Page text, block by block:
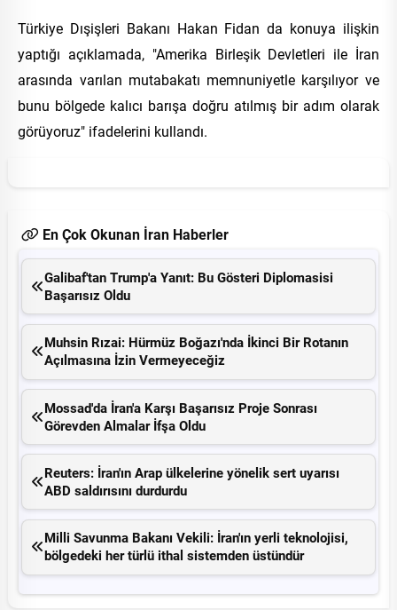
Türkiye Dışişleri Bakanı Hakan Fidan da konuya ilişkin
yaptığı açıklamada, "Amerika Birleşik Devletleri ile İran
arasında varılan mutabakatı memnuniyetle karşılıyor ve
bunu bölgede kalıcı barışa doğru atılmış bir adım olarak
görüyoruz" ifadelerini kullandı.
En Çok Okunan İran Haberler
Galibaf'tan Trump'a Yanıt: Bu Gösteri Diplomasisi
Başarısız Oldu
Muhsin Rızai: Hürmüz Boğazı'nda İkinci Bir Rotanın
Açılmasına İzin Vermeyeceğiz
Mossad'da İran'a Karşı Başarısız Proje Sonrası
Görevden Almalar İfşa Oldu
Reuters: İran'ın Arap ülkelerine yönelik sert uyarısı
ABD saldırısını durdurdu
Milli Savunma Bakanı Vekili: İran'ın yerli teknolojisi,
bölgedeki her türlü ithal sistemden üstündür